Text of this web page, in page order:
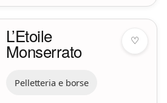
♡
L’Etoile
Monserrato
Pelletteria e borse